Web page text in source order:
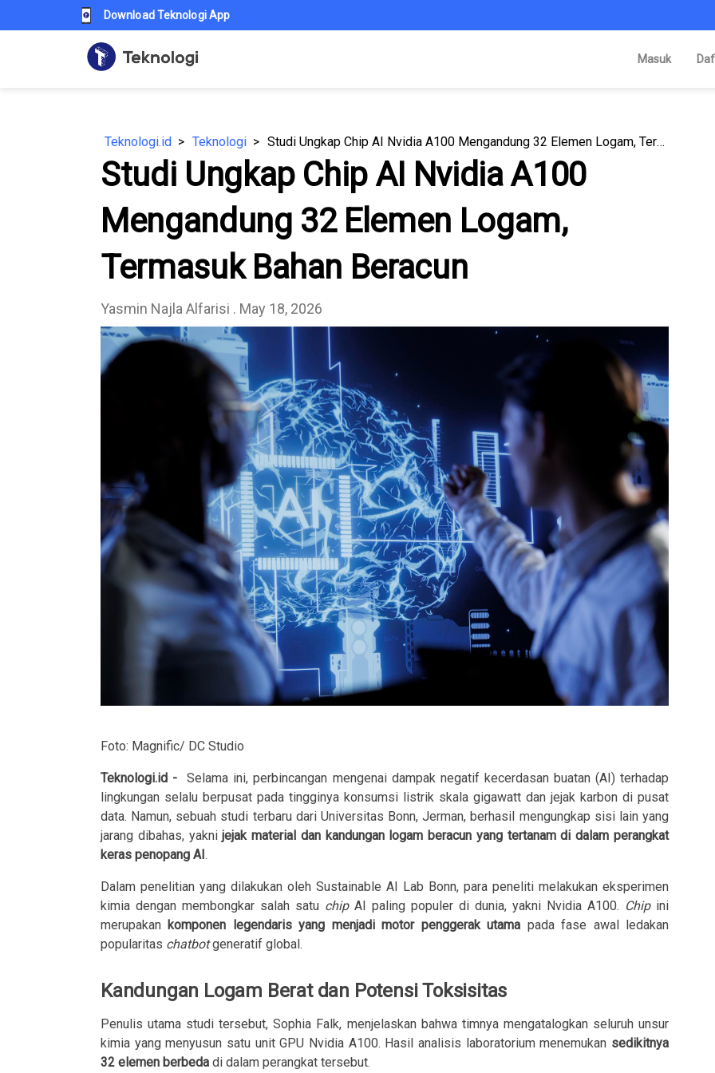
Download Teknologi App
Masuk
Teknologi.id Teknologi Studi Ungkap Chip AI Nvidia A100 Mengandung 32 Elemen Logam, Termasuk Bahan Beracun
Studi Ungkap Chip AI Nvidia A100
Mengandung 32 Elemen Logam,
Termasuk Bahan Beracun
Yasmin Najla Alfarisi . May 18, 2026
Foto: Magnific/ DC Studio
Teknologi.id - Selama ini, perbincangan mengenai dampak negatif kecerdasan buatan (AI) terhadap
lingkungan selalu berpusat pada tingginya konsumsi listrik skala gigawatt dan jejak karbon di pusat
data. Namun, sebuah studi terbaru dari Universitas Bonn, Jerman, berhasil mengungkap sisi lain yang
jarang dibahas, yaknijejak material dan kandungan logam beracun yang tertanam di dalam perangkat
keras penopang AI.
Dalam penelitian yang dilakukan oleh Sustainable AI Lab Bonn, para peneliti melakukan eksperimen
kimia dengan membongkar salah satu chip AI paling populer di dunia, yakni Nvidia A100. Chipini
merupakan komponen legendaris yang menjadi motor penggerak utama pada fase awal ledakan
popularitas chatbotgeneratif global.
Kandungan Logam Berat dan Potensi Toksisitas
Penulis utama studi tersebut, Sophia Falk, menjelaskan bahwa timnya mengatalogkan seluruh unsur
kimia yang menyusun satu unit GPU Nvidia A100. Hasil analisis laboratorium menemukan sedikitnya
32 elemen berbeda di dalam perangkat tersebut.